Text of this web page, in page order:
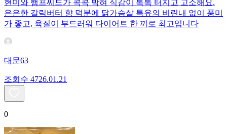
현미와 햄프씨드가 콕콕 박혀 식감이 톡톡 터지고 고소해요.
은은한 갈릭버터 향 덕분에 닭가슴살 특유의 비린내 없이 풍미
가 좋고, 육질이 부드러워 다이어트 한 끼로 최고입니다
대문63
조회수 4726.01.21
0